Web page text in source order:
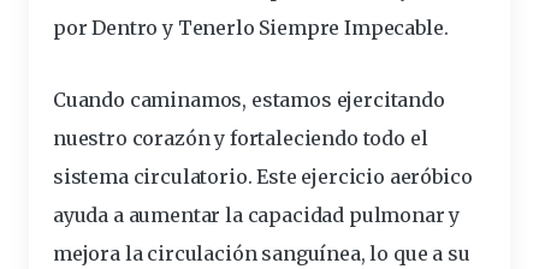
por Dentro y Tenerlo Siempre Impecable.
Cuando caminamos, estamos ejercitando
nuestro corazón y fortaleciendo todo el
sistema circulatorio. Este ejercicio aeróbico
ayuda a aumentar la capacidad pulmonar y
mejora la circulación sanguínea, lo que a su